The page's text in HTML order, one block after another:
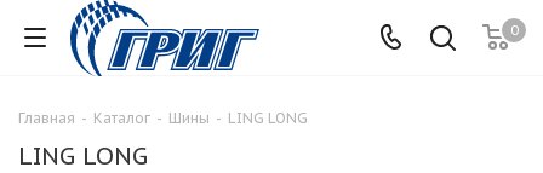
0
Главная - Каталог - Шины - LING LONG
LING LONG